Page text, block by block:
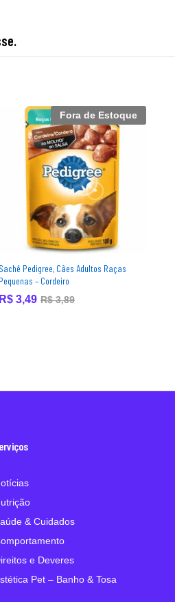
Fora de Estoque
Sachê Pedigree, Cães Adultos Raças
Pequenas – Cordeiro
R$ 3,49 R$3,89
& Cuidados
e Deveres
Pet – Banho & Tosa